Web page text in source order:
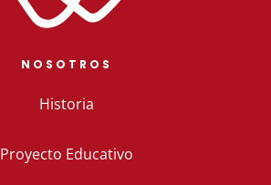
NOSOTROS
Historia
Proyecto Educativo